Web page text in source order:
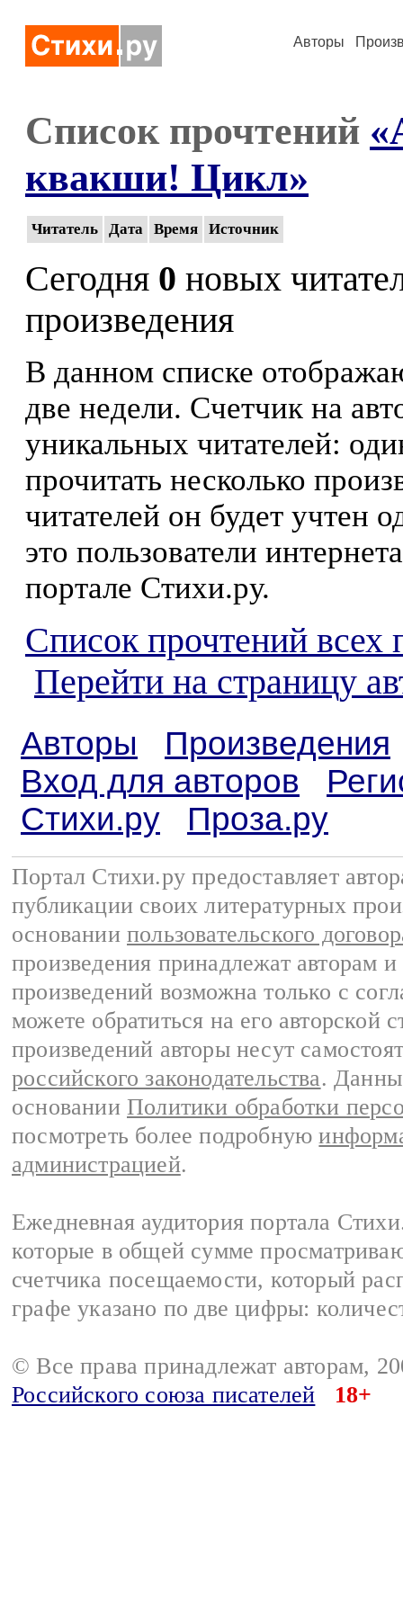
Авторы
Список прочтений
квакши! Цикл»
Читатель Дата Время Источник
Сегодня 0 новых
произведения
В данном списке
две недели. Счетчик на
уникальных читателей:
прочитать несколько
читателей он будет учтен
это пользователи
портале Стихи.ру.
Список прочтений всех
Перейти на страницу
Авторы
Произведения
Вход для авторов
Стихи.ру
Проза.ру
Портал Стихи.ру предоставляет
публикации своих литературных
основании пользовательского
произведения принадлежат авторам
произведений возможна только с
можете обратиться на его авторской
произведений авторы несут
российского законодательства.
основании Политики обработки
посмотреть более подробную
администрацией.
Ежедневная аудитория портала
которые в общей сумме
счетчика посещаемости, который
графе указано по две цифры:
© Все права принадлежат авторам,
Российского союза писателей
18+